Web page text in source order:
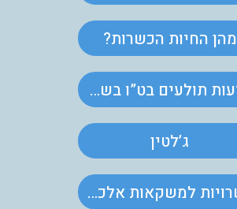
מהן החיות הכשרות?
נגיעות תולעים בט”ו בשבט
ג’לטין
כשרויות למשקאות אלכוהולים